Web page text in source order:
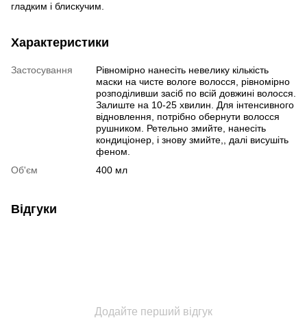
гладким і блискучим.
Характеристики
Застосування
Рівномірно нанесіть невелику кількість
маски на чисте вологе волосся, рівномірно
розподіливши засіб по всій довжині волосся.
Залиште на 10-25 хвилин. Для інтенсивного
відновлення, потрібно обернути волосся
рушником. Ретельно змийте, нанесіть
кондиціонер, і знову змийте,, далі висушіть
феном.
Об'єм
400 мл
Відгуки
Додайте перший відгук